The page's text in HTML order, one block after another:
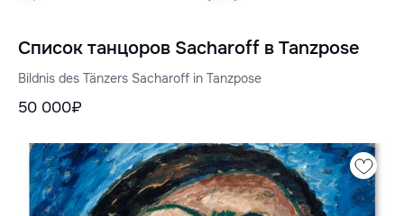
Список танцоров Sacharoff в Tanzpose
Bildnis des Tänzers Sacharoff in Tanzpose
50 000₽